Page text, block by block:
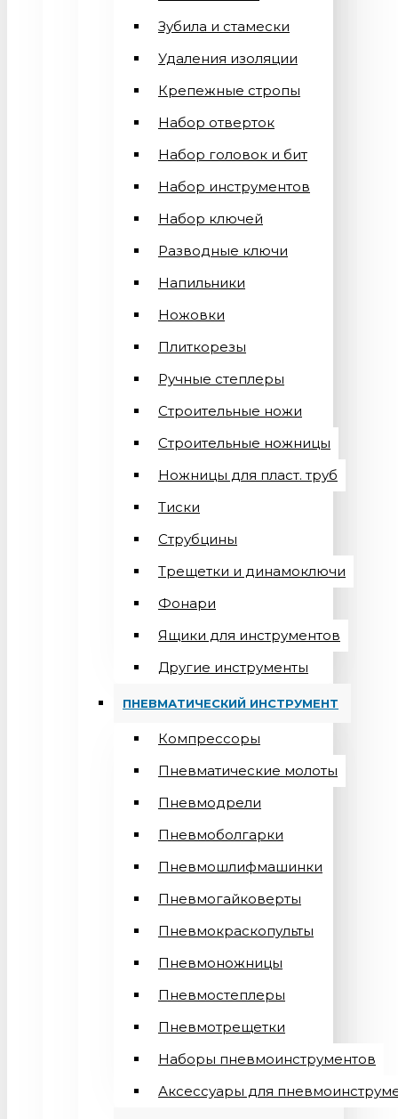
Зубила и стамески
Удаления изоляции
Крепежные стропы
Набор отверток
Набор головок и бит
Набор инструментов
Набор ключей
Разводные ключи
Напильники
Ножовки
Плиткорезы
Ручные степлеры
Строительные ножи
Строительные ножницы
Ножницы для пласт. труб
Тиски
Струбцины
Трещетки и динамоключи
Фонари
Ящики для инструментов
Другие инструменты
ПНЕВМАТИЧЕСКИЙ ИНСТРУМЕНТ
Компрессоры
Пневматические молоты
Пневмодрели
Пневмоболгарки
Пневмошлифмашинки
Пневмогайковерты
Пневмокраскопульты
Пневмоножницы
Пневмостеплеры
Пневмотрещетки
Наборы пневмоинструментов
Аксессуары для